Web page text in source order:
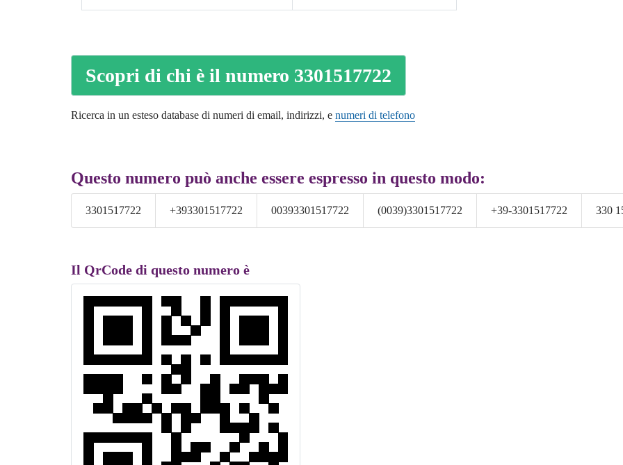
Scopri di chi è il numero 3301517722
Ricerca in un esteso database di numeri di email, indirizzi, e numeri di telefono
Questo numero può anche essere espresso in questo modo:
3301517722 +393301517722 00393301517722 (0039)3301517722 +39-3301517722 330
Il QrCode di questo numero è